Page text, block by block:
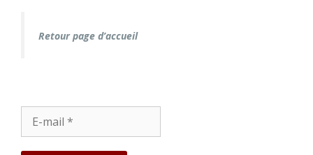
Retour page d’accueil
mail